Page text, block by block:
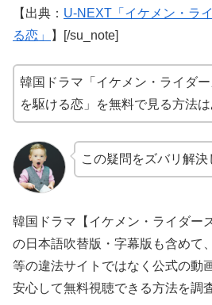
【出典： U-NEXT「イケメン・ラ
る恋」
】[/su_note]
韓国ドラマ「イケメン・ライダ
を駆ける恋」を無料で見る方法は
この疑問をズバリ解決
韓国ドラマ【イケメン・ライダー
の日本語吹替版・字幕版も含めて
等の違法サイトではなく公式の動
安心して無料視聴できる方法を調